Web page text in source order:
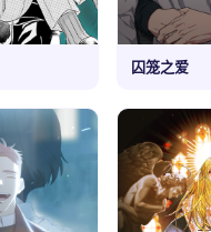
囚笼之爱